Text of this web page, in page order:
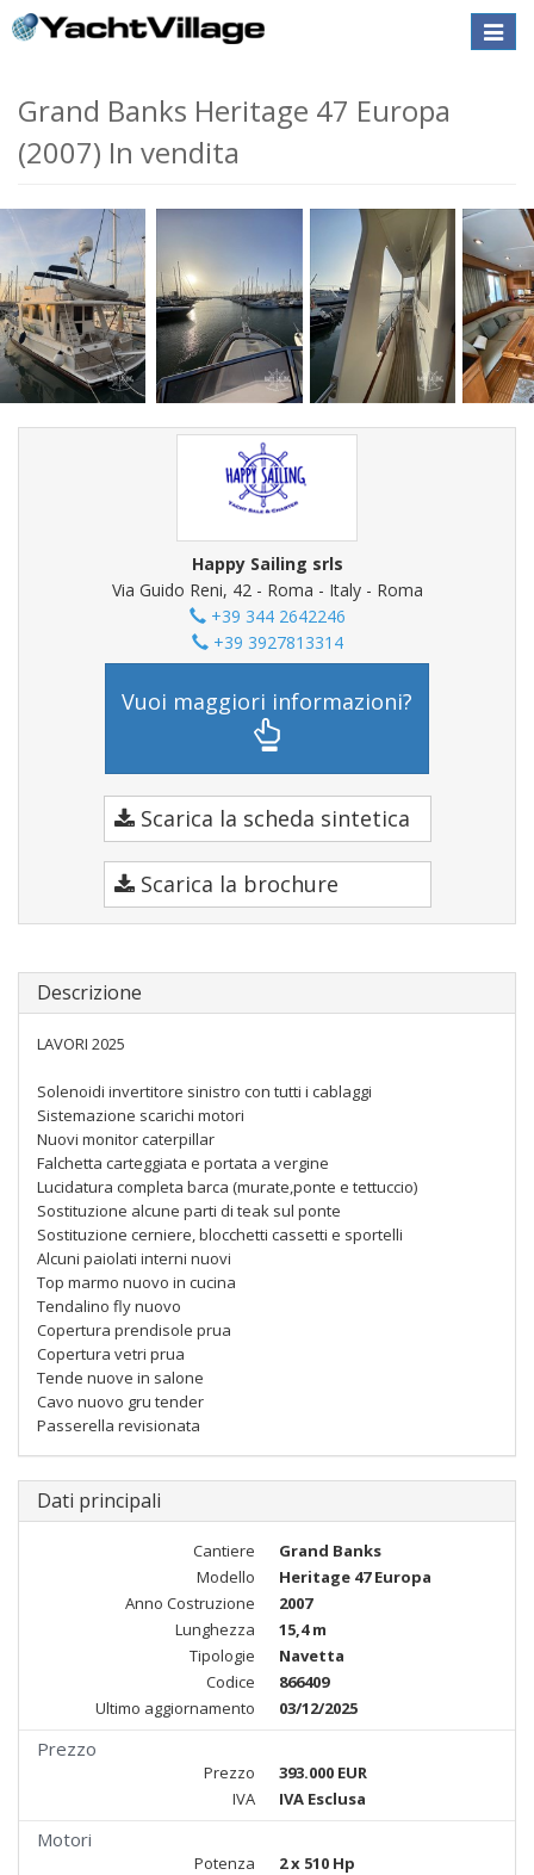
Toggle
Grand Banks Heritage 47 Europa
(2007) In vendita
Happy Sailing srls
Via Guido Reni, 42 - Roma - Italy - Roma
+39 344 2642246
+39 3927813314
Vuoi maggiori informazioni?
Scarica la scheda sintetica
Scarica la brochure
Descrizione
LAVORI 2025
Solenoidi invertitore sinistro con tutti i cablaggi
Sistemazione scarichi motori
Nuovi monitor caterpillar
Falchetta carteggiata e portata a vergine
Lucidatura completa barca (murate,ponte e tettuccio)
Sostituzione alcune parti di teak sul ponte
Sostituzione cerniere, blocchetti cassetti e sportelli
Alcuni paiolati interni nuovi
Top marmo nuovo in cucina
Tendalino fly nuovo
Copertura prendisole prua
Copertura vetri prua
Tende nuove in salone
Cavo nuovo gru tender
Passerella revisionata
Dati principali
Cantiere
Grand Banks
Modello
Heritage 47 Europa
Anno Costruzione
2007
Lunghezza
15,4 m
Tipologie
Navetta
Codice
866409
Ultimo aggiornamento
03/12/2025
Prezzo
Prezzo
393.000 EUR
IVA
IVA Esclusa
Motori
Potenza
2 x 510 Hp